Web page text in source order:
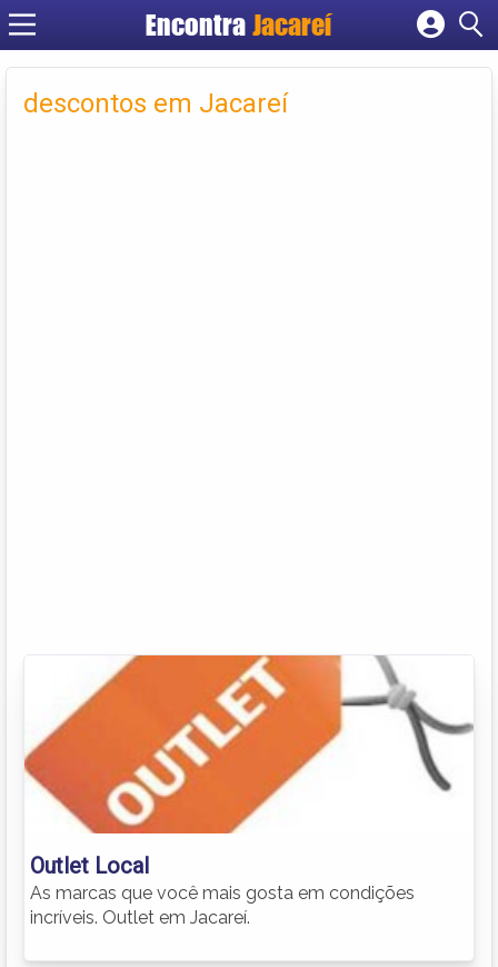
Encontra Jacareí
Cadastrar empresa
Criar conta
descontos em Jacareí
Outlet Local
As marcas que você mais gosta em condições
incríveis. Outlet em Jacareí.